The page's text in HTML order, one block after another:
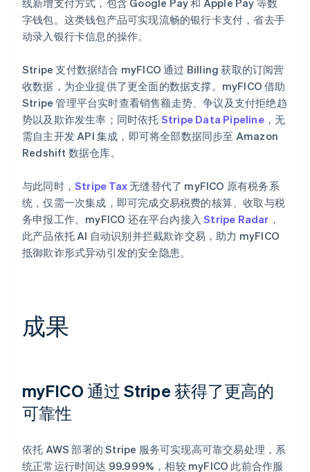
字钱包。这类钱包产品可实现流畅的银行卡支付，省去手
动录入银行卡信息的操作。
Stripe 支付数据结合 myFICO 通过 Billing 获取的订阅营
收数据，为企业提供了更全面的数据支撑。myFICO 借助
Stripe 管理平台实时查看销售额走势、争议及支付拒绝趋
势以及欺诈发生率；同时依托 Stripe Data Pipeline，无
需自主开发 API 集成，即可将全部数据同步至 Amazon
Redshift 数据仓库。
与此同时， Stripe Tax无缝替代了 myFICO 原有税务系
统，仅需一次集成，即可完成交易税费的核算、收取与税
务申报工作。myFICO 还在平台内接入Stripe Radar ，
此产品依托 AI 自动识别并拦截欺诈交易，助力 myFICO
抵御欺诈形式异动引发的安全隐患。
成果
myFICO 通过 Stripe 获得了更高的
可靠性
依托 AWS 部署的 Stripe 服务可实现高可靠交易处理，系
统正常运行时间达 99.999%，相较 myFICO 此前合作服